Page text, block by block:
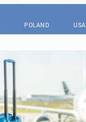
POLAND USA